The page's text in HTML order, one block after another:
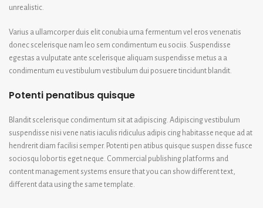
unrealistic.
Varius a ullamcorper duis elit conubia urna fermentum vel eros venenatis
donec scelerisque nam leo sem condimentum eu sociis. Suspendisse
egestas a vulputate ante scelerisque aliquam suspendisse metus a a
condimentum eu vestibulum vestibulum dui posuere tincidunt blandit.
Potenti penatibus quisque
Blandit scelerisque condimentum sit at adipiscing. Adipiscing vestibulum
suspendisse nisi vene natis iaculis ridiculus adipis cing habitasse neque ad at
hendrerit diam facilisi semper. Potenti pen atibus quisque suspen disse fusce
sociosqu lobor tis eget neque. Commercial publishing platforms and
content management systems ensure that you can show different text,
different data using the same template.